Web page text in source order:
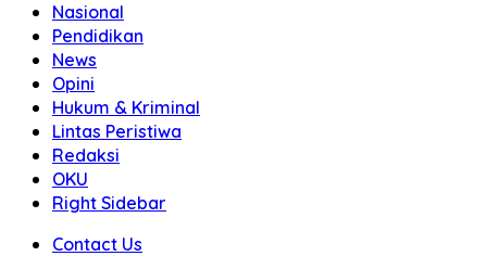
Nasional
Pendidikan
News
Opini
Hukum & Kriminal
Lintas Peristiwa
Redaksi
OKU
Right Sidebar
Contact Us